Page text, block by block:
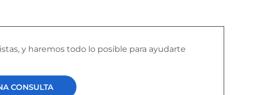
y haremos todo lo posible para ayudarte
CONSULTA